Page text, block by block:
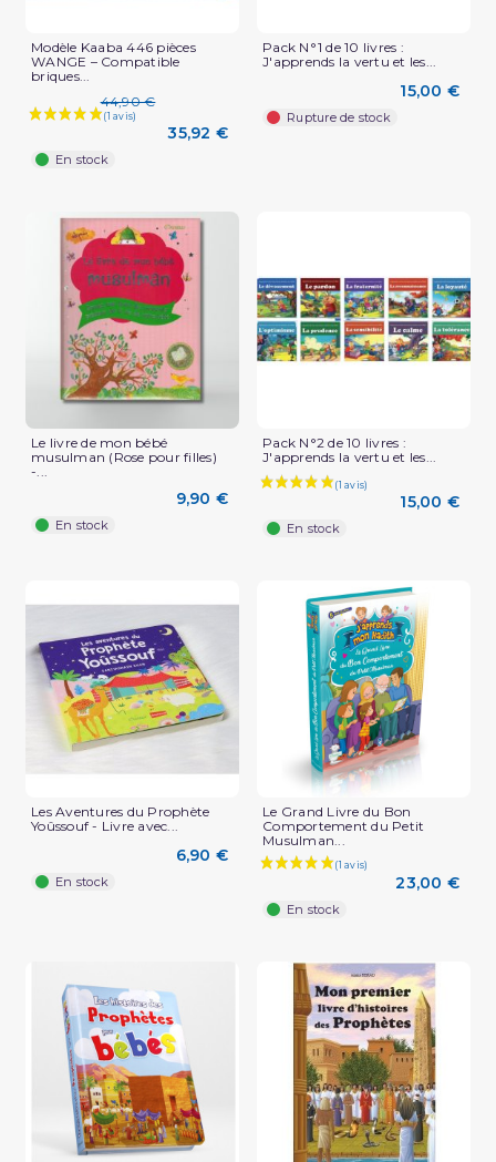
Modèle Kaaba 446 pièces
WANGE – Compatible
briques...
44,90 €
35,92 €
En stock
Pack N°1 de 10 livres :
J'apprends la vertu et les...
15,00 €
Rupture de stock
Le livre de mon bébé
musulman (Rose pour filles)
-...
9,90 €
En stock
Pack N°2 de 10 livres :
J'apprends la vertu et les...
15,00 €
En stock
Les Aventures du Prophète
Yoûssouf - Livre avec...
6,90 €
En stock
Le Grand Livre du Bon
Comportement du Petit
Musulman...
23,00 €
En stock